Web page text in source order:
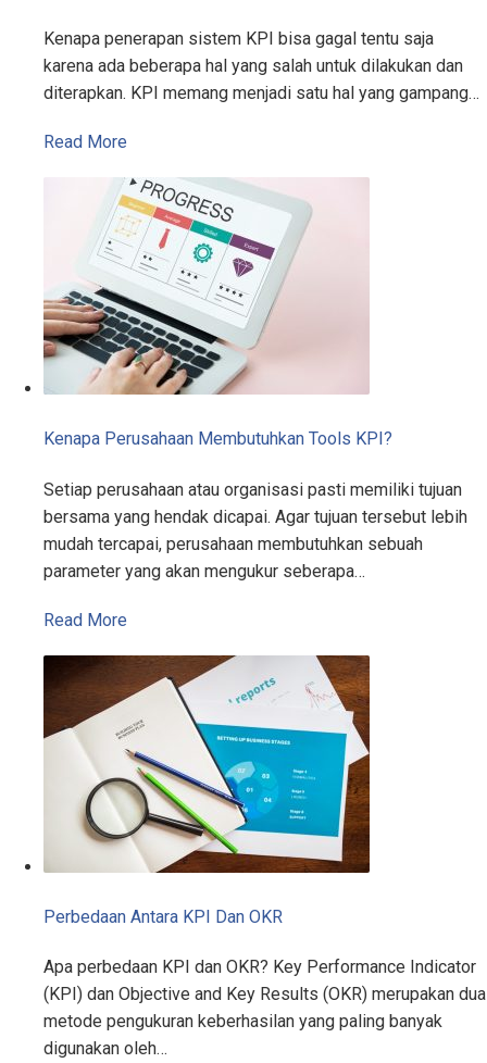
Kenapa penerapan sistem KPI bisa gagal tentu saja
karena ada beberapa hal yang salah untuk dilakukan dan
diterapkan. KPI memang menjadi satu hal yang gampang…
Read More
Kenapa Perusahaan Membutuhkan Tools KPI?
Setiap perusahaan atau organisasi pasti memiliki tujuan
bersama yang hendak dicapai. Agar tujuan tersebut lebih
mudah tercapai, perusahaan membutuhkan sebuah
parameter yang akan mengukur seberapa…
Read More
Perbedaan Antara KPI Dan OKR
Apa perbedaan KPI dan OKR? Key Performance Indicator
(KPI) dan Objective and Key Results (OKR) merupakan dua
metode pengukuran keberhasilan yang paling banyak
digunakan oleh…